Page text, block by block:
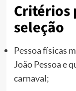
Critérios
seleção
Pessoa físicas
João Pessoa e
carnaval;